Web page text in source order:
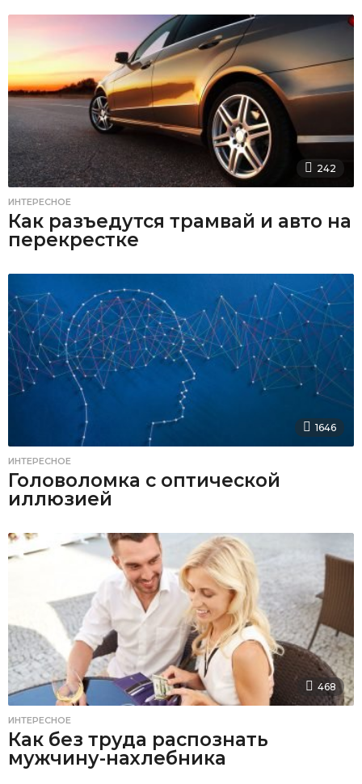
242
ИНТЕРЕСНОЕ
Как разъедутся трамвай и авто на
перекрестке
1646
ИНТЕРЕСНОЕ
Головоломка с оптической
иллюзией
468
ИНТЕРЕСНОЕ
Как без труда распознать
мужчину-нахлебника